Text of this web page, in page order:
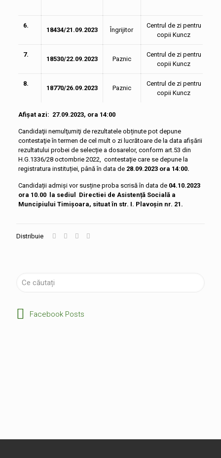
6.
18434/21.09.2023 Îngrijitor
Centrul de zi pentru
copii Kuncz
7.
18530/22.09.2023 Paznic
Centrul de zi pentru
copii Kuncz
8.
18770/26.09.2023 Paznic
Centrul de zi pentru
copii Kuncz
Afișat azi: 27.09.2023, ora 14:00
Candidaţii nemulţumiţi de rezultatele obținute pot depune
contestaţie în termen de cel mult o zi lucrătoare de la data afişării
rezultatului probei de selecție a dosarelor, conform art.53 din
H.G.1336/28 octombrie 2022, contestație care se depune la
registratura instituției, până în data de 28.09.2023 ora 14:00.
Candidații admiși vor susține proba scrisă în data de 04.10.2023
ora 10.00
la sediul Directiei de Asistență Socială a
Muncipiului Timișoara, situat în str. I. Plavoșin nr. 21.
Distribuie
Facebook Posts